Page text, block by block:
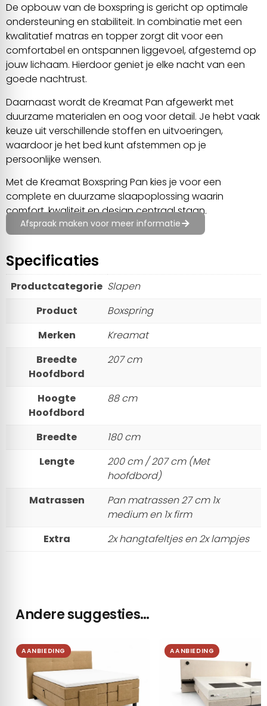
De opbouw van de boxspring is gericht op optimale
ondersteuning en stabiliteit. In combinatie met een
kwalitatief matras en topper zorgt dit voor een
comfortabel en ontspannen liggevoel, afgestemd op
jouw lichaam. Hierdoor geniet je elke nacht van een
goede nachtrust.
Daarnaast wordt de Kreamat Pan afgewerkt met
duurzame materialen en oog voor detail. Je hebt vaak
keuze uit verschillende stoffen en uitvoeringen,
waardoor je het bed kunt afstemmen op je
persoonlijke wensen.
Met de Kreamat Boxspring Pan kies je voor een
complete en duurzame slaapoplossing waarin
comfort, kwaliteit en design centraal staan.
Afspraak maken voor meer informatie
Specificaties
Productcategorie Slapen
Product
Boxspring
Merken
Kreamat
Breedte
Hoofdbord
207 cm
Hoogte
Hoofdbord
88 cm
Breedte
180 cm
Lengte
200 cm / 207 cm (Met
hoofdbord)
Matrassen
Pan matrassen 27 cm 1x
medium en 1x firm
Extra
2x hangtafeltjes en 2x lampjes
Andere suggesties…
AANBIEDING AANBIEDING